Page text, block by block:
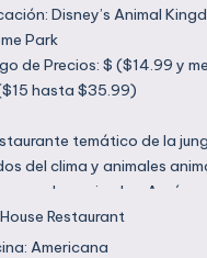
Disney’s Animal
Park
de Precios: $ ($14.99 y
hasta $35.99)
temático de la
del clima y animales
aman los animales. Aquí
de comida para
Restaurant
Americana